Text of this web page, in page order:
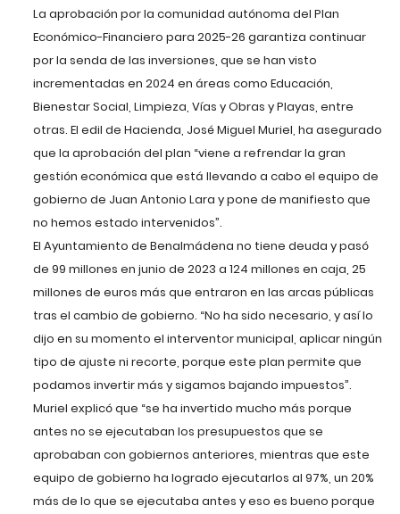
La aprobación por la comunidad autónoma del Plan
Económico-Financiero para 2025-26 garantiza continuar
por la senda de las inversiones, que se han visto
incrementadas en 2024 en áreas como Educación,
Bienestar Social, Limpieza, Vías y Obras y Playas, entre
otras. El edil de Hacienda, José Miguel Muriel, ha asegurado
que la aprobación del plan “viene a refrendar la gran
gestión económica que está llevando a cabo el equipo de
gobierno de Juan Antonio Lara y pone de manifiesto que
no hemos estado intervenidos”.
El Ayuntamiento de Benalmádena no tiene deuda y pasó
de 99 millones en junio de 2023 a 124 millones en caja, 25
millones de euros más que entraron en las arcas públicas
tras el cambio de gobierno. “No ha sido necesario, y así lo
dijo en su momento el interventor municipal, aplicar ningún
tipo de ajuste ni recorte, porque este plan permite que
podamos invertir más y sigamos bajando impuestos”.
Muriel explicó que “se ha invertido mucho más porque
antes no se ejecutaban los presupuestos que se
aprobaban con gobiernos anteriores, mientras que este
equipo de gobierno ha logrado ejecutarlos al 97%, un 20%
más de lo que se ejecutaba antes y eso es bueno porque